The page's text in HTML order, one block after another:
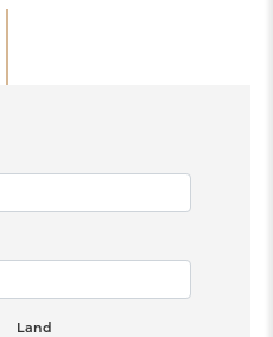
Land